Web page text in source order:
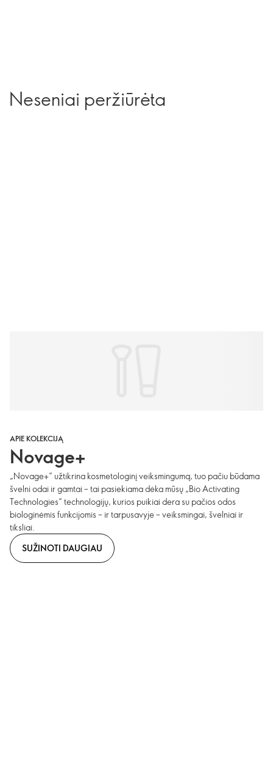
Neseniai peržiūrėta
APIE KOLEKCIJĄ
Novage+
„Novage+“ užtikrina kosmetologinį veiksmingumą, tuo pačiu būdama
švelni odai ir gamtai – tai pasiekiama dėka mūsų „Bio Activating
Technologies“ technologijų, kurios puikiai dera su pačios odos
biologinėmis funkcijomis – ir tarpusavyje – veiksmingai, švelniai ir
tiksliai.
SUŽINOTI DAUGIAU